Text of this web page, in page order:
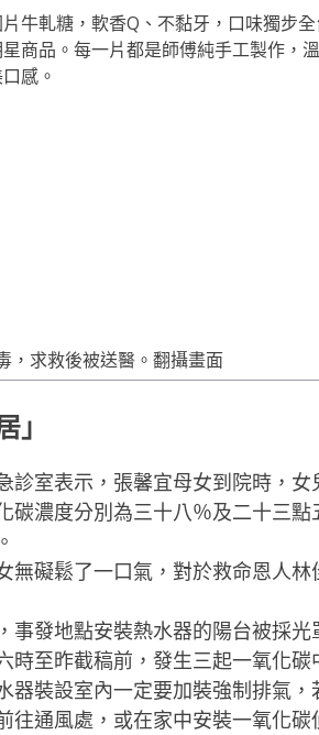
牛軋糖，軟香Q、不黏牙，口味獨步
商品。每一片都是師傅純手工製作，
感。
，求救後被送醫。翻攝畫面
」
診室表示，張馨宜母女到院時，
碳濃度分別為三十八％及二十三
無礙鬆了一口氣，對於救命恩人
事發地點安裝熱水器的陽台被採
時至昨截稿前，發生三起一氧化
器裝設室內一定要加裝強制排氣
往通風處，或在家中安裝一氧化